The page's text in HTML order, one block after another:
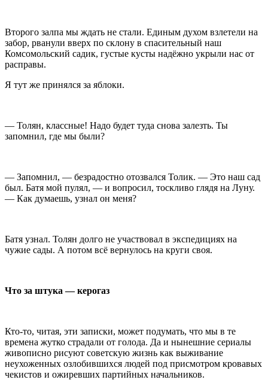
Второго залпа мы ждать не стали. Единым духом взлетели на
забор, рванули вверх по склону в спасительный наш
Комсомольский садик, густые кусты надёжно укрыли нас от
расправы.
Я тут же принялся за яблоки.
— Толян, классные! Надо будет туда снова залезть. Ты
запомнил, где мы были?
— Запомнил, — безрадостно отозвался Толик. — Это наш сад
был. Батя мой пулял, — и вопросил, тоскливо глядя на Луну.
— Как думаешь, узнал он меня?
Батя узнал. Толян долго не участвовал в экспедициях на
чужие сады. А потом всё вернулось на круги своя.
Что за штука — керогаз
Кто-то, читая, эти записки, может подумать, что мы в те
времена жутко страдали от голода. Да и нынешние сериалы
живописно рисуют советскую жизнь как выживание
неухоженных озлобившихся людей под присмотром кровавых
чекистов и ожиревших партийных начальников.